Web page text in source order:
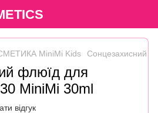
MiniMi Kids Сонцезахисний
флюїд для
MiniMi 30ml
відгук